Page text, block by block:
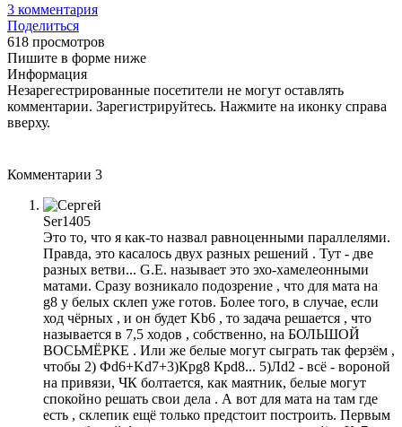
3 комментария
Поделиться
618 просмотров
Пишите в форме ниже
Информация
Незарегестрированные посетители не могут оставлять
комментарии. Зарегистрируйтесь. Нажмите на иконку справа
вверху.
Комментарии 3
Ser1405
Это то, что я как-то назвал равноценными параллелями.
Правда, это касалось двух разных решений . Тут - две
разных ветви... G.E. называет это эхо-хамелеонными
матами. Сразу возникало подозрение , что для мата на
g8 у белых склеп уже готов. Более того, в случае, если
ход чёрных , и он будет Kb6 , то задача решается , что
называется в 7,5 ходов , собственно, на БОЛЬШОЙ
ВОСЬМЁРКЕ . Или же белые могут сыграть так ферзём ,
чтобы 2) Фd6+Kd7+3)Крg8 Крd8... 5)Лd2 - всё - вороной
на привязи, ЧК болтается, как маятник, белые могут
спокойно решать свои дела . А вот для мата на там где
есть , склепик ещё только предстоит построить. Первым